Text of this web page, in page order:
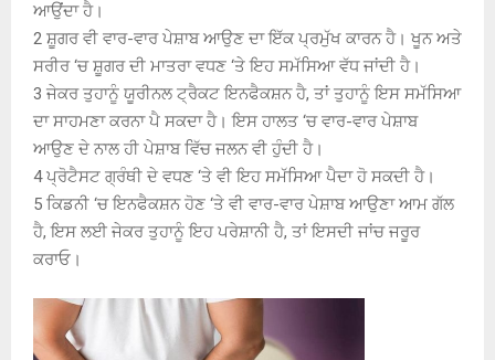
ਆਉਂਦਾ ਹੈ।
2 ਸ਼ੂਗਰ ਵੀ ਵਾਰ-ਵਾਰ ਪੇਸ਼ਾਬ ਆਉਣ ਦਾ ਇੱਕ ਪ੍ਰਮੁੱਖ ਕਾਰਨ ਹੈ। ਖੂਨ ਅਤੇ
ਸਰੀਰ ‘ਚ ਸ਼ੂਗਰ ਦੀ ਮਾਤਰਾ ਵਧਣ ‘ਤੇ ਇਹ ਸਮੱਸਿਆ ਵੱਧ ਜਾਂਦੀ ਹੈ।
3 ਜੇਕਰ ਤੁਹਾਨੂੰ ਯੂਰੀਨਲ ਟ੍ਰੈਕਟ ਇਨਫੈਕਸ਼ਨ ਹੈ, ਤਾਂ ਤੁਹਾਨੂੰ ਇਸ ਸਮੱਸਿਆ
ਦਾ ਸਾਹਮਣਾ ਕਰਨਾ ਪੈ ਸਕਦਾ ਹੈ। ਇਸ ਹਾਲਤ ‘ਚ ਵਾਰ-ਵਾਰ ਪੇਸ਼ਾਬ
ਆਉਣ ਦੇ ਨਾਲ ਹੀ ਪੇਸ਼ਾਬ ਵਿੱਚ ਜਲਨ ਵੀ ਹੁੰਦੀ ਹੈ।
4 ਪ੍ਰੋਟੈਸਟ ਗ੍ਰੰਥੀ ਦੇ ਵਧਣ ‘ਤੇ ਵੀ ਇਹ ਸਮੱਸਿਆ ਪੈਦਾ ਹੋ ਸਕਦੀ ਹੈ।
5 ਕਿਡਨੀ ‘ਚ ਇਨਫੈਕਸ਼ਨ ਹੋਣ ‘ਤੇ ਵੀ ਵਾਰ-ਵਾਰ ਪੇਸ਼ਾਬ ਆਉਣਾ ਆਮ ਗੱਲ
ਹੈ, ਇਸ ਲਈ ਜੇਕਰ ਤੁਹਾਨੂੰ ਇਹ ਪਰੇਸ਼ਾਨੀ ਹੈ, ਤਾਂ ਇਸਦੀ ਜਾਂਚ ਜਰੂਰ
ਕਰਾਓ।